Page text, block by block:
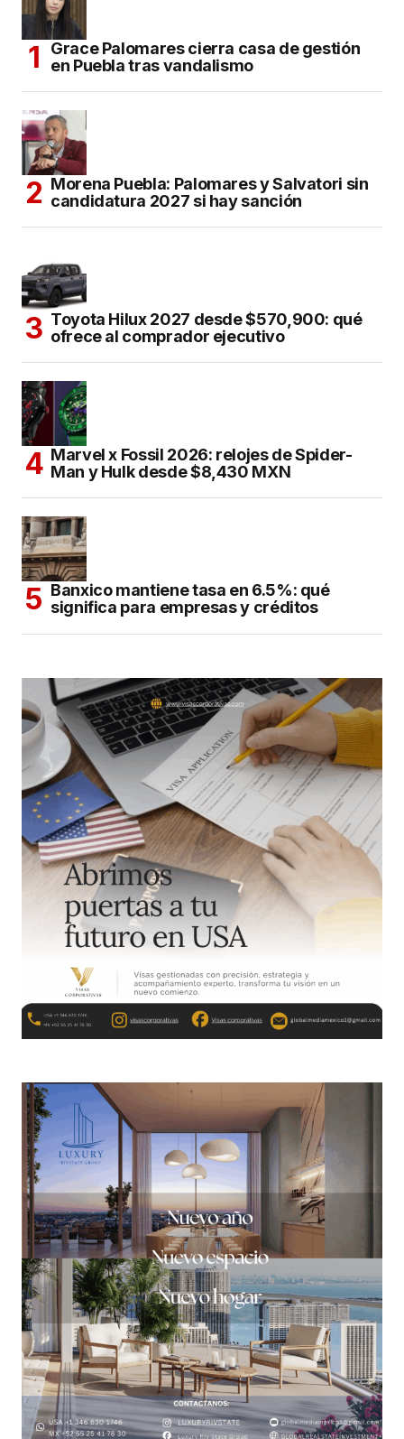
Grace Palomares cierra casa de gestión
en Puebla tras vandalismo
Morena Puebla: Palomares y Salvatori sin
candidatura 2027 si hay sanción
Toyota Hilux 2027 desde $570,900: qué
ofrece al comprador ejecutivo
Marvel x Fossil 2026: relojes de Spider-
Man y Hulk desde $8,430 MXN
Banxico mantiene tasa en 6.5%: qué
significa para empresas y créditos